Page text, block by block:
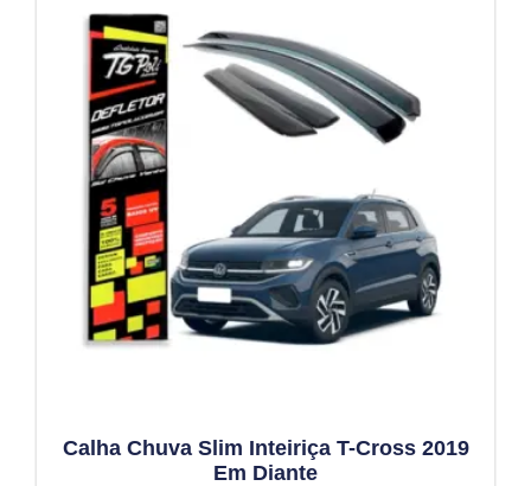
Calha Chuva Slim Inteiriça T-Cross 2019
Em Diante